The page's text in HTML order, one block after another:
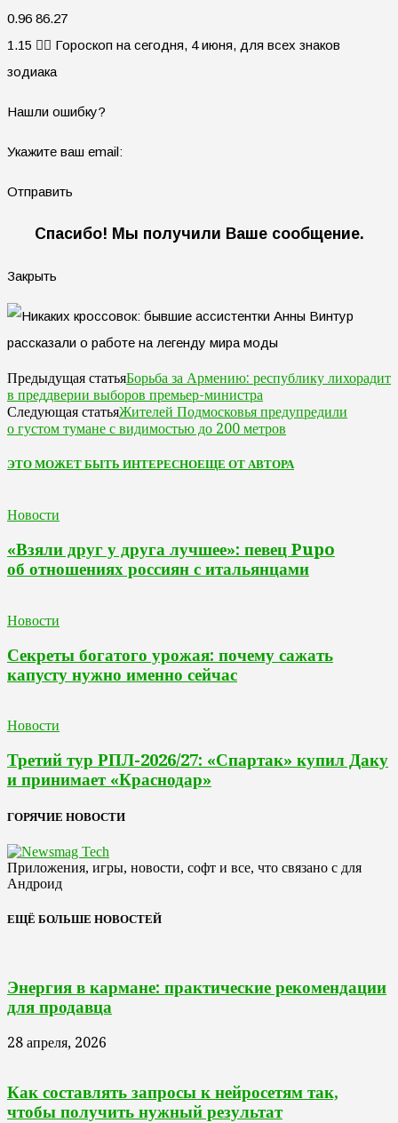
0.96 86.27
1.15 🧙‍♀ Гороскоп на сегодня, 4 июня, для всех знаков
зодиака
Нашли ошибку?
Укажите ваш email:
Отправить
Спасибо! Мы получили Ваше сообщение.
Закрыть
Предыдущая статьяБорьба за Армению: республику лихорадит
в преддверии выборов премьер-министра
Следующая статьяЖителей Подмосковья предупредили
о густом тумане с видимостью до 200 метров
ЭТО МОЖЕТ БЫТЬ ИНТЕРЕСНОЕЩЕ ОТ АВТОРА
Новости
«Взяли друг у друга лучшее»: певец Pupo
об отношениях россиян с итальянцами
Новости
Секреты богатого урожая: почему сажать
капусту нужно именно сейчас
Новости
Третий тур РПЛ-2026/27: «Спартак» купил Даку
и принимает «Краснодар»
ГОРЯЧИЕ НОВОСТИ
Приложения, игры, новости, софт и все, что связано с для
Андроид
ЕЩЁ БОЛЬШЕ НОВОСТЕЙ
Энергия в кармане: практические рекомендации
для продавца
28 апреля, 2026
Как составлять запросы к нейросетям так,
чтобы получить нужный результат